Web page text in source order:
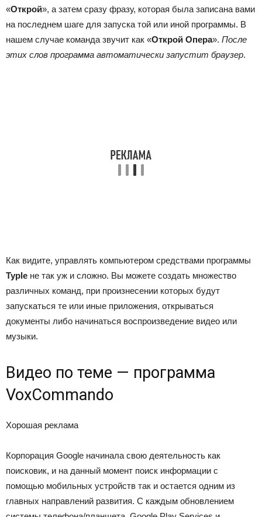
«Открой», а затем сразу фразу, которая была записана вами
на последнем шаге для запуска той или иной программы. В
нашем случае команда звучит как «Открой Опера». После
этих слов программа автоматически запустит браузер.
Как видите, управлять компьютером средствами программы
Typle не так уж и сложно. Вы можете создать множество
различных команд, при произнесении которых будут
запускаться те или иные приложения, открываться
документы либо начинаться воспроизведение видео или
музыки.
Видео по теме — программа
VoxCommando
Хорошая реклама
Корпорация Google начинала свою деятельность как
поисковик, и на данный момент поиск информации с
помощью мобильных устройств так и остается одним из
главных направлений развития. С каждым обновлением